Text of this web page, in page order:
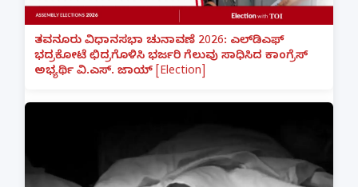
ತವನೂರು ವಿಧಾನಸಭಾ ಚುನಾವಣೆ 2026: ಎಲ್‌ಡಿಎಫ್
ಭದ್ರಕೋಟೆ ಛಿದ್ರಗೊಳಿಸಿ ಭರ್ಜರಿ ಗೆಲುವು ಸಾಧಿಸಿದ ಕಾಂಗ್ರೆಸ್
ಅಭ್ಯರ್ಥಿ ವಿ.ಎಸ್. ಜಾಯ್ [Election]